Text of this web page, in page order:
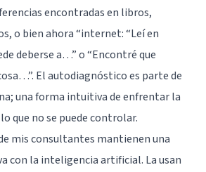
encontradas en libros,
o bien ahora “internet: “Leí en
deberse a…” o “Encontré que
El autodiagnóstico es parte de
una forma intuitiva de enfrentar la
que no se puede controlar.
mis consultantes mantienen una
con la inteligencia artificial. La usan